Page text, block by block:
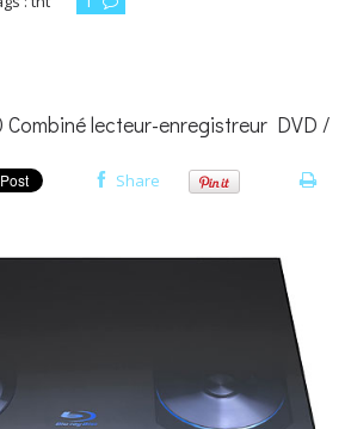
lecteur-enregistreur DVD /
Share